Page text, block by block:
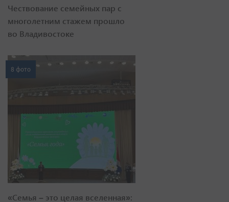
Чествование семейных пар с
многолетним стажем прошло
во Владивостоке
8 фото
«Семья – это целая вселенная»: